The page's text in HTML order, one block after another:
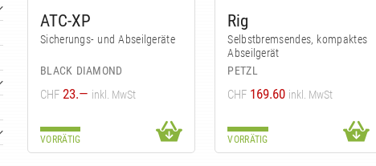
ATC-XP
Sicherungs- und Abseilgeräte
BLACK DIAMOND
CHF 23.— inkl. MwSt
VORRÄTIG
Rig
Selbstbremsendes, kompaktes
Abseilgerät
PETZL
CHF 169.60 inkl. MwSt
VORRÄTIG